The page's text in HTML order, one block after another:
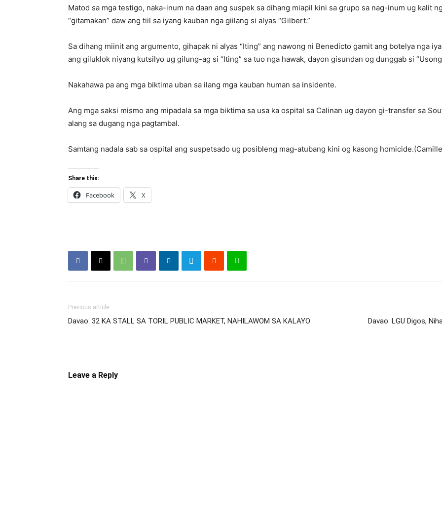
Matod sa mga testigo, naka-inum na daan ang suspek sa dihang miapil kini sa grupo sa nag-inum ug kalit
“gitamakan” daw ang tiil sa iyang kauban nga giilang si alyas “Gilbert.”
Sa dihang miinit ang argumento, gihapak ni alyas “Iting” ang nawong ni Benedicto gamit ang botelya nga
ang giluklok niyang kutsilyo ug gilung-ag si “Iting” sa tuo nga hawak, dayon gisundan og dunggab si
Nakahawa pa ang mga biktima uban sa ilang mga kauban human sa insidente.
Ang mga saksi mismo ang mipadala sa mga biktima sa usa ka ospital sa Calinan ug dayon gi-transfer sa
alang sa dugang nga pagtambal.
Samtang nadala sab sa ospital ang suspetsado ug posibleng mag-atubang kini og kasong
Share this:
Facebook X
Previous article
Davao: 32 KA STALL SA TORIL PUBLIC MARKET, NAHILAWOM SA KALAYO Davao: LGU Digos,
Leave a Reply